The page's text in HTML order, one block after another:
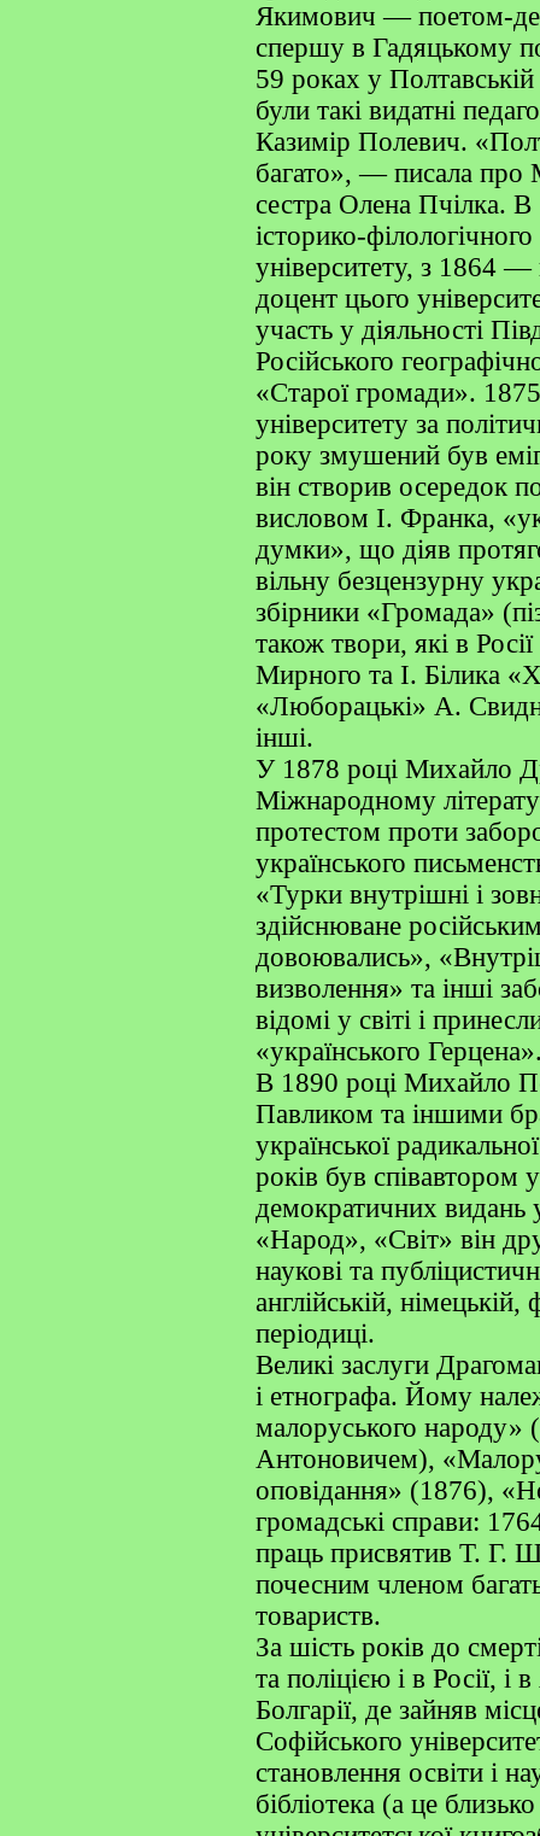
Якимович — поетом-
спершу в Гадяцькому
59 роках у
були такі видатні
Казимір Полевич.
багато», — писала про
сестра Олена Пчілка.
історико-
університету, з 1864
доцент цього
участь у діяльності
Російського
«Старої громади».
університету за
року змушений був
він створив осередок
висловом І. Франка,
думки», що діяв
вільну безцензурну
збірники «Громада»
також твори, які в
Мирного та І. Білика
«Люборацькі» А.
інші.
У 1878 році Михайло
Міжнародному
протестом проти
українського
«Турки внутрішні і
здійснюване
довоювались»,
визволення» та інші
відомі у світі і
«українського
В 1890 році Михайло
Павликом та іншими
української
років був співавтором
демократичних
«Народ», «Світ» він
наукові та
англійській, німецькій,
періодиці.
Великі заслуги
і етнографа. Йому
малоруського народу»
Антоновичем),
оповідання» (1876),
громадські справи:
праць присвятив Т. Г.
почесним членом
товариств.
За шість років до
та поліцією і в Росії, і
Болгарії, де зайняв
Софійського
становлення освіти і
бібліотека (а це